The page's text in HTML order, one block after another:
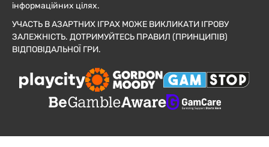
інформаційних цілях.
УЧАСТЬ В АЗАРТНИХ ІГРАХ МОЖЕ ВИКЛИКАТИ ІГРОВУ
ЗАЛЕЖНІСТЬ. ДОТРИМУЙТЕСЬ ПРАВИЛ (ПРИНЦИПІВ)
ВІДПОВІДАЛЬНОЇ ГРИ.